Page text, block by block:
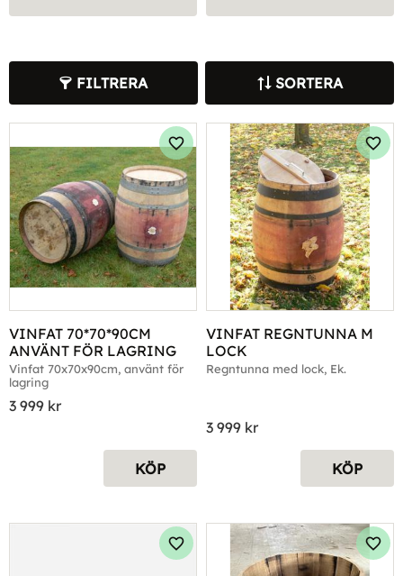
FILTRERA SORTERA
VINFAT 70*70*90CM
ANVÄNT FÖR LAGRING
Vinfat 70x70x90cm, använt för
lagring
3 999 kr
Lägg till i favoriter
KÖP
VINFAT REGNTUNNA M
LOCK
Regntunna med lock, Ek.
3 999 kr
KÖP
Lägg till i favoriter